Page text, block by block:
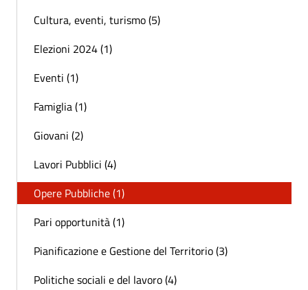
Cultura, eventi, turismo (5)
Elezioni 2024 (1)
Eventi (1)
Famiglia (1)
Giovani (2)
Lavori Pubblici (4)
Opere Pubbliche (1)
Pari opportunità (1)
Pianificazione e Gestione del Territorio (3)
Politiche sociali e del lavoro (4)